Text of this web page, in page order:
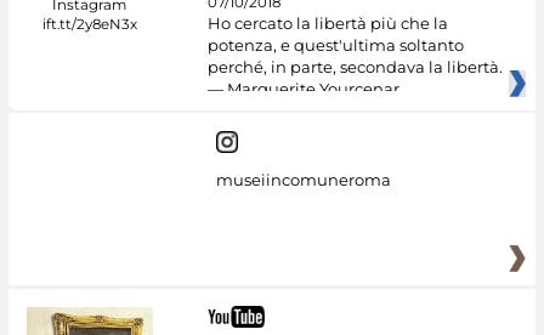
Ho cercato la libertà più che la
potenza, e quest'ultima soltanto
perché, in parte, secondava la libertà.
— Marguerite Yourcenar
museiincomuneroma